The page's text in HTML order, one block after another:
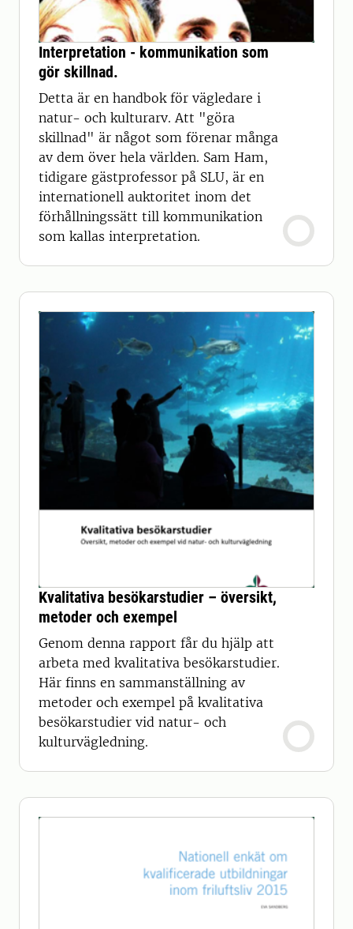
Interpretation - kommunikation som
gör skillnad.
Detta är en handbok för vägledare i
natur- och kulturarv. Att "göra
skillnad" är något som förenar många
av dem över hela världen. Sam Ham,
tidigare gästprofessor på SLU, är en
internationell auktoritet inom det
förhållningssätt till kommunikation
som kallas interpretation.
Kvalitativa besökarstudier – översikt,
metoder och exempel
Genom denna rapport får du hjälp att
arbeta med kvalitativa besökarstudier.
Här finns en sammanställning av
metoder och exempel på kvalitativa
besökarstudier vid natur- och
kulturvägledning.